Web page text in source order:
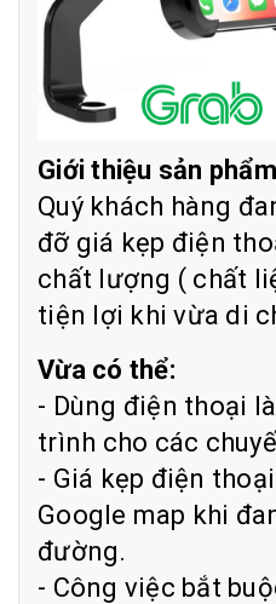
Giới thiệu sản
Quý khách hàng
đỡ giá kẹp điện
chất lượng ( chất
tiện lợi khi vừa di
Vừa có thể:
- Dùng điện thoại
trình cho các
- Giá kẹp điện
Google map khi
đường.
- Công việc bắt